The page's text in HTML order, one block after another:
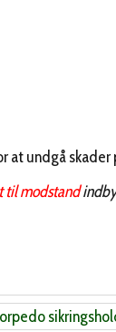
at undgå
til modstand